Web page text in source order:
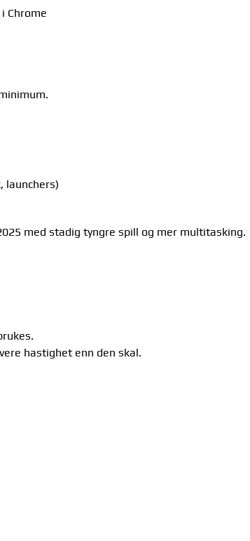
Chrome
launchers)
med stadig tyngre spill og mer multitasking.
hastighet enn den skal.